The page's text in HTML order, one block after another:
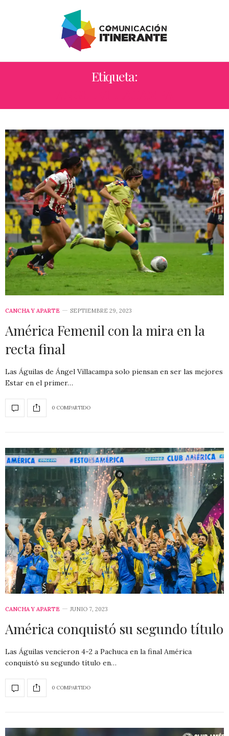
Etiqueta:
CANCHA Y APARTE SEPTIEMBRE 29, 2023
América Femenil con la mira en la
recta final
Las Águilas de Ángel Villacampa solo piensan en ser las mejores
Estar en el primer…
0 COMPARTIDO
CANCHA Y APARTE JUNIO 7, 2023
América conquistó su segundo título
Las Águilas vencieron 4-2 a Pachuca en la final América
conquistó su segundo título en…
0 COMPARTIDO